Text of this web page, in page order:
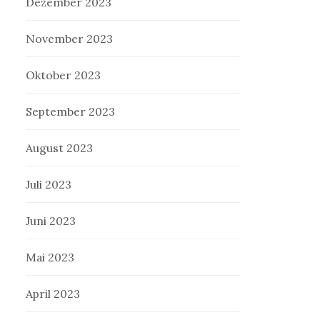
November 2023
Oktober 2023
September 2023
August 2023
Juli 2023
Juni 2023
Mai 2023
April 2023